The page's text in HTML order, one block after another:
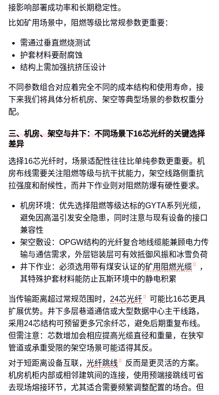
接影响部署成功率和长期稳定性。
比如矿用场景中，阻燃等级比常规参数更重要：
需通过垂直燃烧测试
护套材料要耐腐蚀
结构上需加强抗挤压设计
不同参数组合对应着完全不同的成本结构和使用寿命，接
下来我们将具体分析机房、架空等典型场景的参数权重分
配。
三、机房、架空与井下：不同场景下16芯光纤的关键选择
差异
选择16芯光纤时，场景适配性往往比单纯参数更重要。机
房布线需要关注阻燃等级与抗干扰能力，架空线路侧重抗
拉强度和耐候性，而井下作业则对阻燃防爆有硬性要求。
机房环境：优先选择阻燃等级达标的GYTA系列光缆，
避免因高温引发安全隐患，同时注意与现有设备的接口
兼容性
架空敷设：OPGW结构的光纤复合地线缆能兼顾电力传
输与通信需求，外层铠装层可有效抵御风振和冰雪负荷
井下作业：必须选用带有煤安认证的矿用阻燃光缆
，
其特殊护套材料能防止瓦斯环境中的静电积累
当传输距离超过常规范围时， 24芯光纤
可能比16芯更具
扩展优势。井下多层巷道通信或大型数据中心主干线路，
采用24芯结构可预留更多冗余纤芯，避免后期重复布线。
但需注意：芯数增加会相应提高光缆直径和重量，在狭窄
管道或承重受限的架空场景可能适得其反。
对于短距离设备互联， 光纤跳线
反而是更灵活的方案。
机房机柜内部或相邻建筑间的连接，使用预端接跳线可省
去现场熔接环节，尤其适合需要频繁调整配置的场合。但